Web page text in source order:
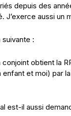
depuis des
J’exerce aussi un
:
obtient la
et moi) par
est-il aussi